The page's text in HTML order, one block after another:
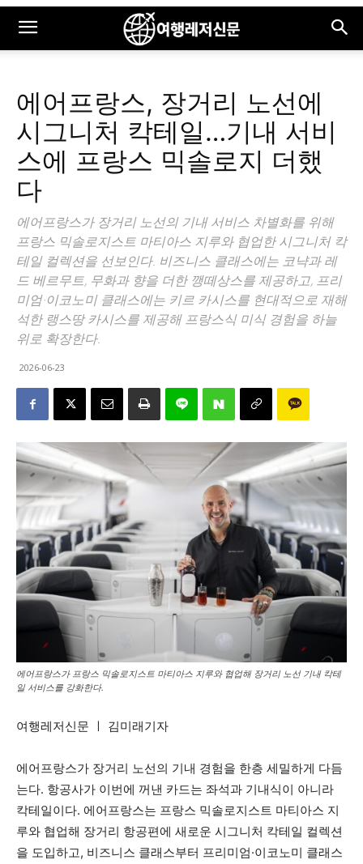
에어프랑스, 장거리 노선에
시그니처 칵테일…기내 서비
스에 프랑스 믹솔로지 더했
다
에어프랑스가 장거리 노선의 기내 서비스 차별화를 위해
프랑스 믹솔로지스트 마티아스 지루와 협업한 시그니처 칵
테일 컬렉션을 선보인다. 비즈니스 클래스에는 코냑과 레
드 베르무트, 무화과 향을 더한 깽떼상스를 제공하고, 프리
미엄·이코노미 클래스에는 키르 카시스를 현대적으로 재해
석한 랭스땅 카시스를 제공해 프랑스식 미식 경험을 하늘
위로 확장한다.
2026-06-23
에어프랑스가 프랑스 믹솔로지스트 마티아스 지루와 협업해 장거리 노선 기내 칵테
일 서비스를 강화한다.
여행레저신문 ㅣ 김미래기자
에어프랑스가 장거리 노선의 기내 경험을 한층 세밀하게 다듬
는다. 항공사가 이번에 꺼낸 카드는 좌석과 기내식이 아니라
칵테일이다. 에어프랑스는 프랑스 믹솔로지스트 마티아스 지
루와 협업해 장거리 항공편에 새로운 시그니처 칵테일 컬렉션
을 도입하고, 비즈니스 클래스부터 프리미엄·이코노미 클래스